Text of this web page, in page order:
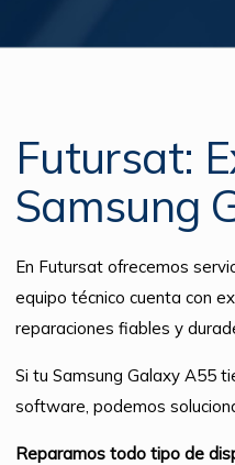
Futursat:
Samsung
En Futursat ofrecemos
equipo técnico cuenta con
reparaciones fiables y
Si tu Samsung Galaxy A55
software, podemos
Reparamos todo tipo de